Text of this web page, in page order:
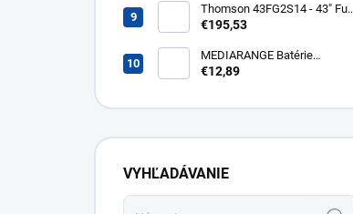
Thomson 43FG2S14 - 43" Full
HD, Google TV, LED, čierny
€195,53
MEDIARANGE Batérie
nabíjateľné AAA, USB-C, 4ks
€12,89
VYHĽADÁVANIE